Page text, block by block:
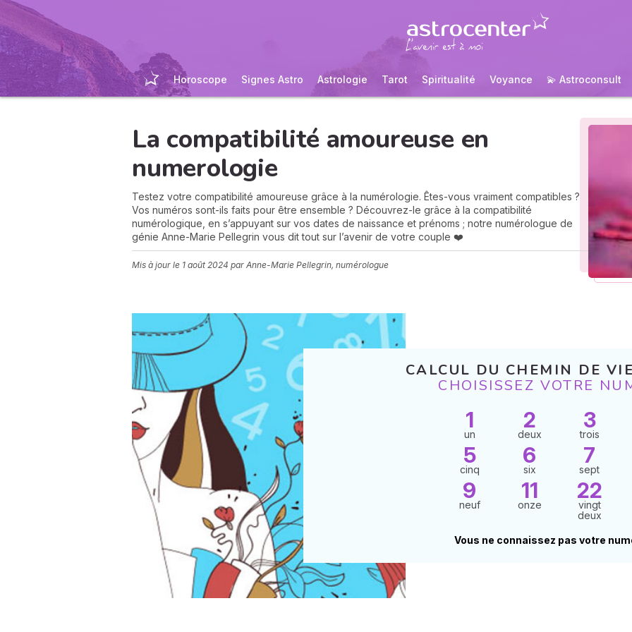
Horoscope Signes Astro Astrologie Tarot Spiritualité Voyance 💫 Astroconsult
La compatibilité amoureuse en
numerologie
Testez votre compatibilité amoureuse grâce à la numérologie. Êtes-vous vraiment compatibles ?
Vos numéros sont-ils faits pour être ensemble ? Découvrez-le grâce à la compatibilité
numérologique, en s’appuyant sur vos dates de naissance et prénoms ; notre numérologue de
génie Anne-Marie Pellegrin vous dit tout sur l’avenir de votre couple ❤️
Mis à jour le 1 août 2024 par Anne-Marie Pellegrin, numérologue
CALCUL DU CHEMIN DE
CHOISISSEZ VOTRE
1
un
2
deux
3
trois
5
cinq
6
six
7
sept
9
neuf
11
onze
22
vingt
deux
Vous ne connaissez pas votre